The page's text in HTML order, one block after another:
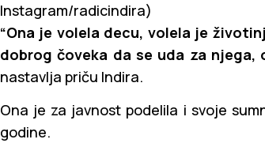
Instagram/radicindira)
“Ona je volela decu, volela je
dobrog čoveka da se uda za njega,
nastavlja priču Indira.
Ona je za javnost podelila i svoje
godine.